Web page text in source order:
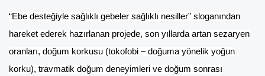
“Ebe desteğiyle sağlıklı gebeler sağlıklı nesiller” sloganından
hareket ederek hazırlanan projede, son yıllarda artan sezaryen
oranları, doğum korkusu (tokofobi – doğuma yönelik yoğun
korku), travmatik doğum deneyimleri ve doğum sonrası